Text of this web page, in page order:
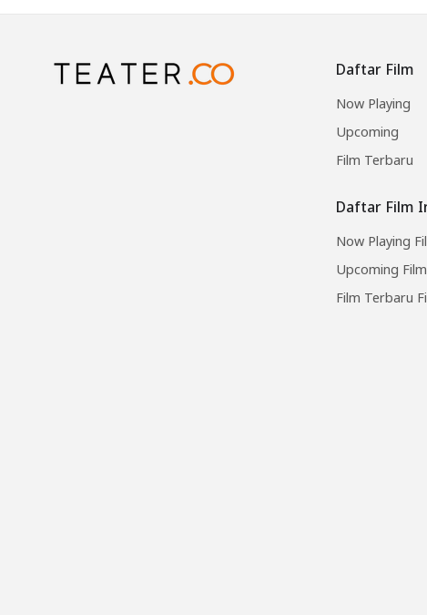
Daftar Film
Now Playing
Upcoming
Film Terbaru
Daftar Film
Now Playing
Upcoming
Film Terbaru